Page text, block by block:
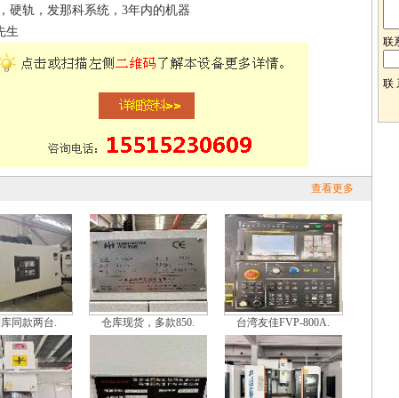
硬轨，发那科系统，3年内的机器
生
查看更多
同款两台. 仓库现货，多款850. 台湾友佳FVP-800A.
联
联